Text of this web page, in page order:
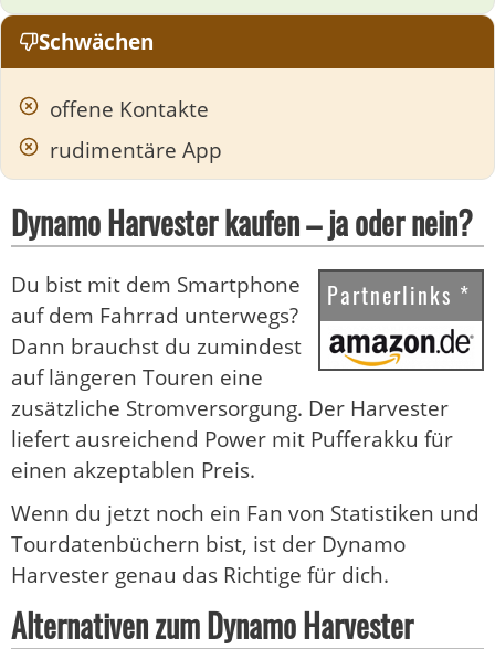
Schwächen
offene Kontakte
rudimentäre App
Dynamo Harvester kaufen – ja oder nein?
Partnerlinks *
Du bist mit dem Smartphone
auf dem Fahrrad unterwegs?
Dann brauchst du zumindest
auf längeren Touren eine
zusätzliche Stromversorgung. Der Harvester
liefert ausreichend Power mit Pufferakku für
einen akzeptablen Preis.
Wenn du jetzt noch ein Fan von Statistiken und
Tourdatenbüchern bist, ist der Dynamo
Harvester genau das Richtige für dich.
Alternativen zum Dynamo Harvester